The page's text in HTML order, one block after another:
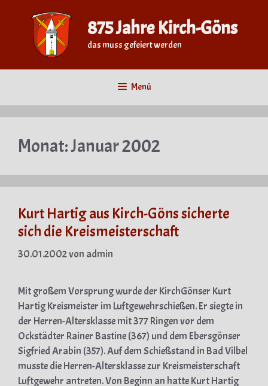
springen
875 Jahre Kirch-Göns
das muss gefeiert werden
Menü
Monat:Januar 2002
Kurt Hartig aus Kirch-Göns sicherte
sich die Kreismeisterschaft
30.01.2002von admin
Mit großem Vorsprung wurde der Kirch­Gönser Kurt
Hartig Kreismeister im Luftgewehrschießen. Er siegte in
der Herren-Altersklasse mit 377 Ringen vor dem
Ockstädter Rainer Bastine (367) und dem Ebersgönser
Sigfried Arabin (357). Auf dem Schießstand in Bad Vilbel
musste die Herren-Altersklasse zur Kreismeisterschaft
Luftgewehr antreten. Von Beginn an hatte Kurt Hartig